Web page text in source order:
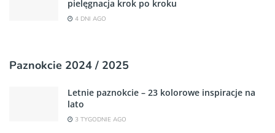
pielęgnacja krok po kroku
4 DNI AGO
Paznokcie 2024 / 2025
Letnie paznokcie – 23 kolorowe inspiracje na
lato
3 TYGODNIE AGO